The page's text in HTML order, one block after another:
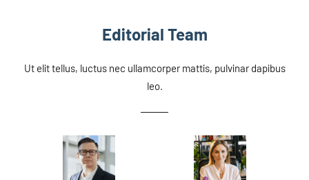
Editorial Team
Ut elit tellus, luctus nec ullamcorper mattis, pulvinar dapibus
leo.